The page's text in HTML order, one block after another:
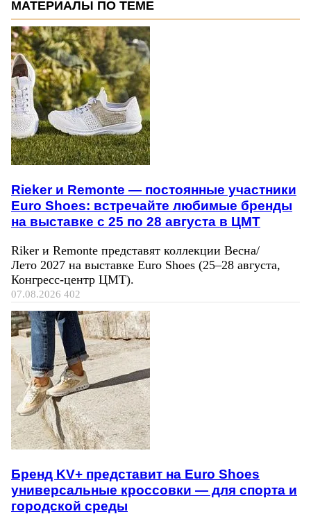
МАТЕРИАЛЫ ПО ТЕМЕ
Rieker и Remonte — постоянные участники
Euro Shoes: встречайте любимые бренды
на выставке с 25 по 28 августа в ЦМТ
Riker и Remonte представят коллекции Весна/
Лето 2027 на выставке Euro Shoes (25–28 августа,
Конгресс‑центр ЦМТ).
07.08.2026 402
Бренд KV+ представит на Euro Shoes
универсальные кроссовки — для спорта и
городской среды